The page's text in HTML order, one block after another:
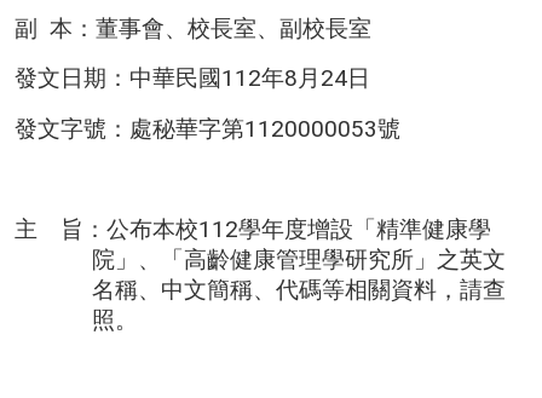
副
本：董事會、校長室、副校長室
發文日期：中華民國112年8 月 24日
發文字號：處秘華字第1120000053號
主 旨：公布本校112學年度增設 「精準健康學
院」、「高齡健康管理學研究所」 之英文
名稱、中文簡稱、代碼等相關資料，請查
照。